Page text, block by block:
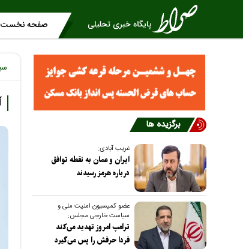
صفحه نخست
برگزیده ها
غریب آبادی:
ایران و عمان به نقطه توافق
درباره هرمز رسیدند
عضو کمیسیون امنیت ملی و
سیاست خارجی مجلس:
ترامپ امروز تهدید می‌کند
فردا حرفش را پس می‌گیرد